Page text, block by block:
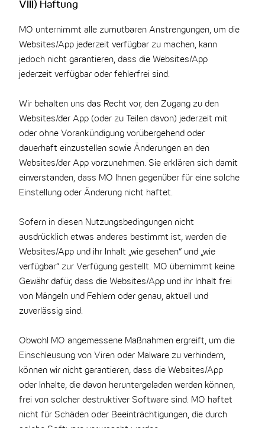
VIII) Haftung
MO unternimmt alle zumutbaren Anstrengungen, um die
Websites/App jederzeit verfügbar zu machen, kann
jedoch nicht garantieren, dass die Websites/App
jederzeit verfügbar oder fehlerfrei sind.
Wir behalten uns das Recht vor, den Zugang zu den
Websites/der App (oder zu Teilen davon) jederzeit mit
oder ohne Vorankündigung vorübergehend oder
dauerhaft einzustellen sowie Änderungen an den
Websites/der App vorzunehmen. Sie erklären sich damit
einverstanden, dass MO Ihnen gegenüber für eine solche
Einstellung oder Änderung nicht haftet.
Sofern in diesen Nutzungsbedingungen nicht
ausdrücklich etwas anderes bestimmt ist, werden die
Websites/App und ihr Inhalt „wie gesehen“ und „wie
verfügbar“ zur Verfügung gestellt. MO übernimmt keine
Gewähr dafür, dass die Websites/App und ihr Inhalt frei
von Mängeln und Fehlern oder genau, aktuell und
zuverlässig sind.
Obwohl MO angemessene Maßnahmen ergreift, um die
Einschleusung von Viren oder Malware zu verhindern,
können wir nicht garantieren, dass die Websites/App
oder Inhalte, die davon heruntergeladen werden können,
frei von solcher destruktiver Software sind. MO haftet
nicht für Schäden oder Beeinträchtigungen, die durch